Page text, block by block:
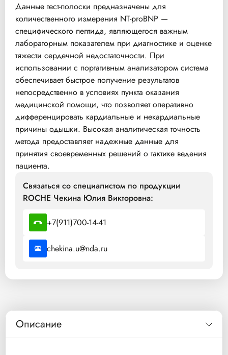
Данные тест-полоски предназначены для
количественного измерения NT-proBNP —
специфического пептида, являющегося важным
лабораторным показателем при диагностике и оценке
тяжести сердечной недостаточности. При
использовании с портативным анализатором система
обеспечивает быстрое получение результатов
непосредственно в условиях пункта оказания
медицинской помощи, что позволяет оперативно
дифференцировать кардиальные и некардиальные
причины одышки. Высокая аналитическая точность
метода предоставляет надежные данные для
принятия своевременных решений о тактике ведения
пациента.
Связаться со специалистом по продукции
ROCHE Чекина Юлия Викторовна:
+7(911)700-14-41
chekina.u@nda.ru
Описание